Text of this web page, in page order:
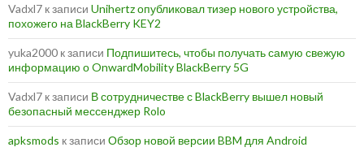
Vadxl7 к записи Unihertz опубликовал тизер нового устройства,
похожего на BlackBerry KEY2
yuka2000 к записи Подпишитесь, чтобы получать самую свежую
информацию о OnwardMobility BlackBerry 5G
Vadxl7 к записи В сотрудничестве с BlackBerry вышел новый
безопасный мессенджер Rolo
apksmods к записи Обзор новой версии BBM для Android